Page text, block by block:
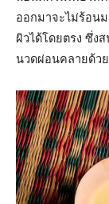
ออกมาจะไม่ร้อน
ผิวได้โดยตรง ซึ่ง
นวดผ่อนคลายด้ว